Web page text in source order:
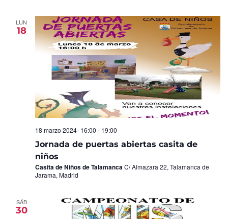
LUN
18
Jornada de puertas abiertas casita de
niños
18 marzo 2024- 16:00 - 19:00
Casita de Niños de TalamancaC/ Almazara 22, Talamanca de
Jarama, Madrid
SÁB
30